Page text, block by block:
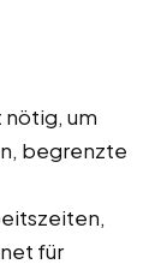
nötig, um
begrenzte
für